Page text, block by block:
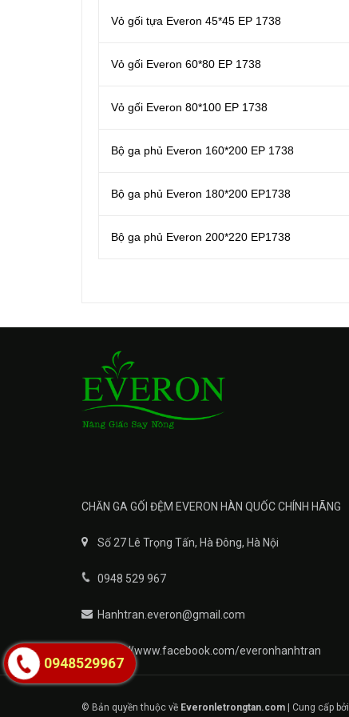
Vỏ gối tựa Everon 45*45 EP 1738
Vỏ gối Everon 60*80 EP 1738
Vỏ gối Everon 80*100 EP 1738
Bộ ga phủ Everon 160*200 EP 1738
Bộ ga phủ Everon 180*200 EP1738
Bộ ga phủ Everon 200*220 EP1738
CHĂN GA GỐI ĐỆM EVERON HÀN QUỐC CHÍNH HÃNG
Số 27 Lê Trọng Tấn, Hà Đông, Hà Nội
0948 529 967
Hanhtran.everon@gmail.com
https://www.facebook.com/everonhanhtran
© Bản quyền thuộc về Everonletrongtan.com Cung cấp bởi
0948529967